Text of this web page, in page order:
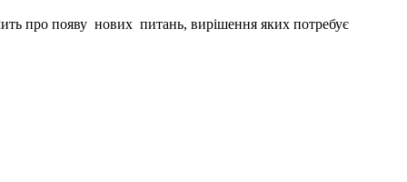
про появу нових питань, вирішення яких потребує